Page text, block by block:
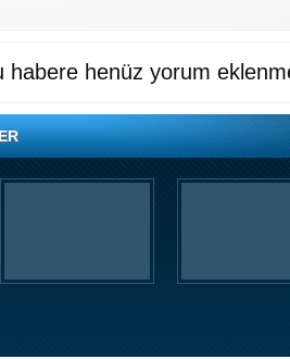
habere henüz yorum